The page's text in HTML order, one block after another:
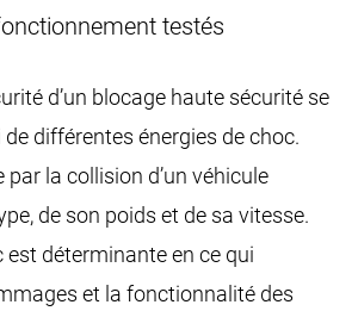
testés
d’un blocage haute sécurité se
de différentes énergies de choc.
par la collision d’un véhicule
de son poids et de sa vitesse.
est déterminante en ce qui
et la fonctionnalité des